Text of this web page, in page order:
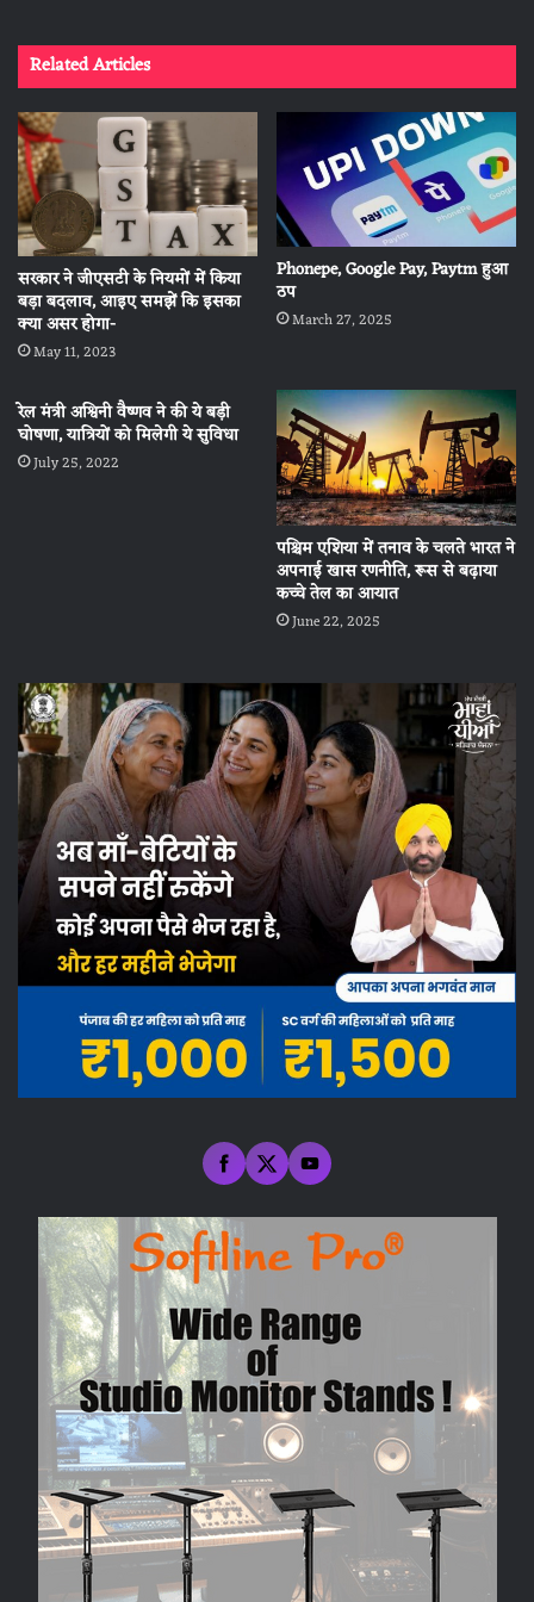
Related Articles
सरकार ने जीएसटी के नियमों में किया
बड़ा बदलाव, आइए समझें कि इसका
क्या असर होगा-
May 11, 2023
Phonepe, Google Pay, Paytm हुआ
ठप
March 27, 2025
रेल मंत्री अश्विनी वैष्णव ने की ये बड़ी
घोषणा, यात्रियों को मिलेगी ये सुविधा
July 25, 2022
पश्चिम एशिया में तनाव के चलते भारत ने
अपनाई खास रणनीति, रूस से बढ़ाया
कच्चे तेल का आयात
June 22, 2025